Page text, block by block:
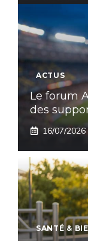
ACTUS
Le forum
des
16/07/2026
SANTÉ &